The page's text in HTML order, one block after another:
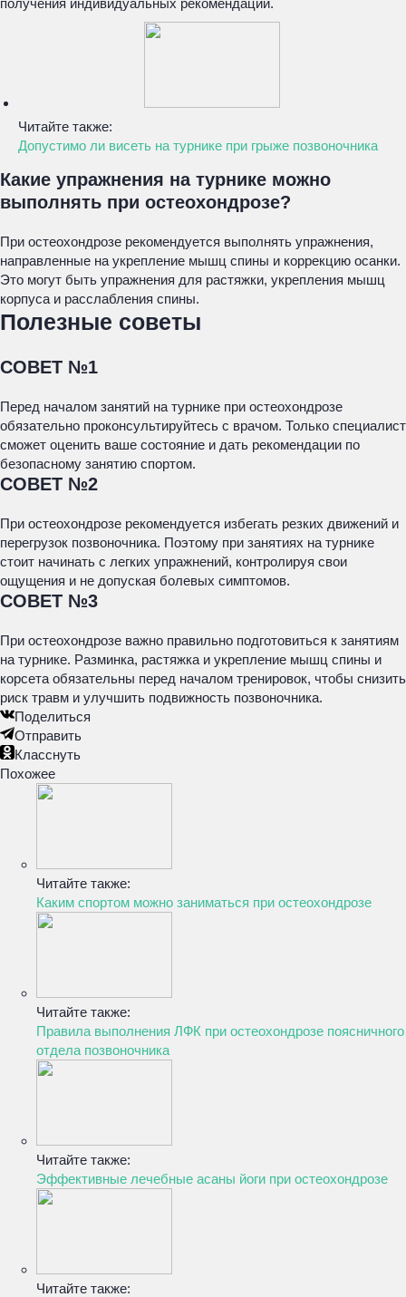
получения индивидуальных рекомендаций.
Читайте также:
Допустимо ли висеть на турнике при грыже позвоночника
Какие упражнения на турнике можно
выполнять при остеохондрозе?
При остеохондрозе рекомендуется выполнять упражнения,
направленные на укрепление мышц спины и коррекцию осанки.
Это могут быть упражнения для растяжки, укрепления мышц
корпуса и расслабления спины.
Полезные советы
СОВЕТ №1
Перед началом занятий на турнике при остеохондрозе
обязательно проконсультируйтесь с врачом. Только специалист
сможет оценить ваше состояние и дать рекомендации по
безопасному занятию спортом.
СОВЕТ №2
При остеохондрозе рекомендуется избегать резких движений и
перегрузок позвоночника. Поэтому при занятиях на турнике
стоит начинать с легких упражнений, контролируя свои
ощущения и не допуская болевых симптомов.
СОВЕТ №3
При остеохондрозе важно правильно подготовиться к занятиям
на турнике. Разминка, растяжка и укрепление мышц спины и
корсета обязательны перед началом тренировок, чтобы снизить
риск травм и улучшить подвижность позвоночника.
Поделиться
Отправить
Класснуть
Похожее
Читайте также:
Каким спортом можно заниматься при остеохондрозе
Читайте также:
Правила выполнения ЛФК при остеохондрозе поясничного
отдела позвоночника
Читайте также:
Эффективные лечебные асаны йоги при остеохондрозе
Читайте также: